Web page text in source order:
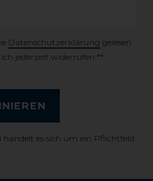
Daten­schutz­erklärung gelesen
jederzeit widerrufen.**
handelt es sich um ein Pflichtfeld.